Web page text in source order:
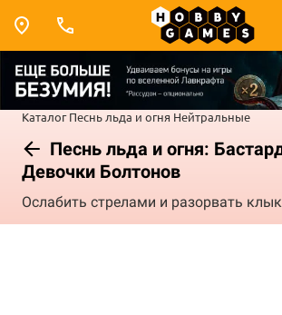
Каталог Песнь льда и огня Нейтральные
Песнь льда и огня:
Девочки Болтонов
Ослабить стрелами и разорвать